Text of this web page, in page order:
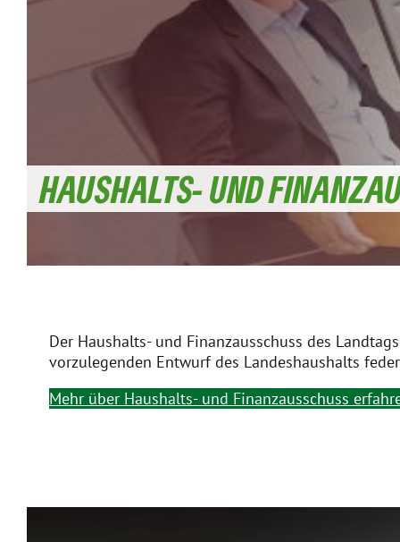
HAUSHALTS- UND
Der Haushalts- und Finanzausschuss des
vorzulegenden Entwurf des Landeshaushalts
Mehr über Haushalts- und Finanzausschuss